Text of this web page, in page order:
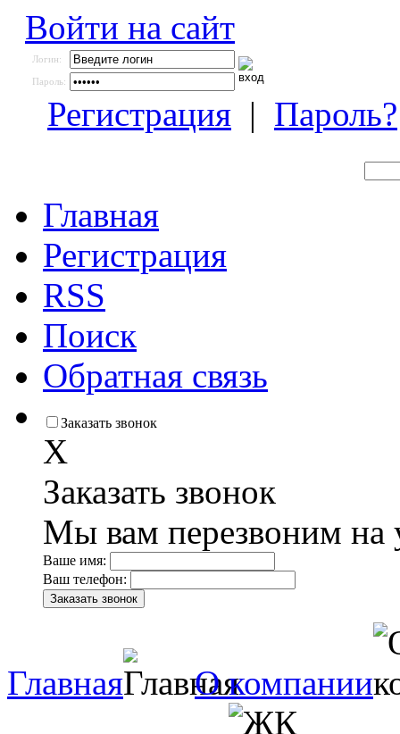
Войти на сайт
Логин:
Пароль:
Регистрация | Пароль?
Главная
Регистрация
RSS
Поиск
Обратная связь
Заказать звонок
X
Заказать звонок
Мы вам перезвоним на
Ваше имя:
Ваш телефон:
Главная О компании